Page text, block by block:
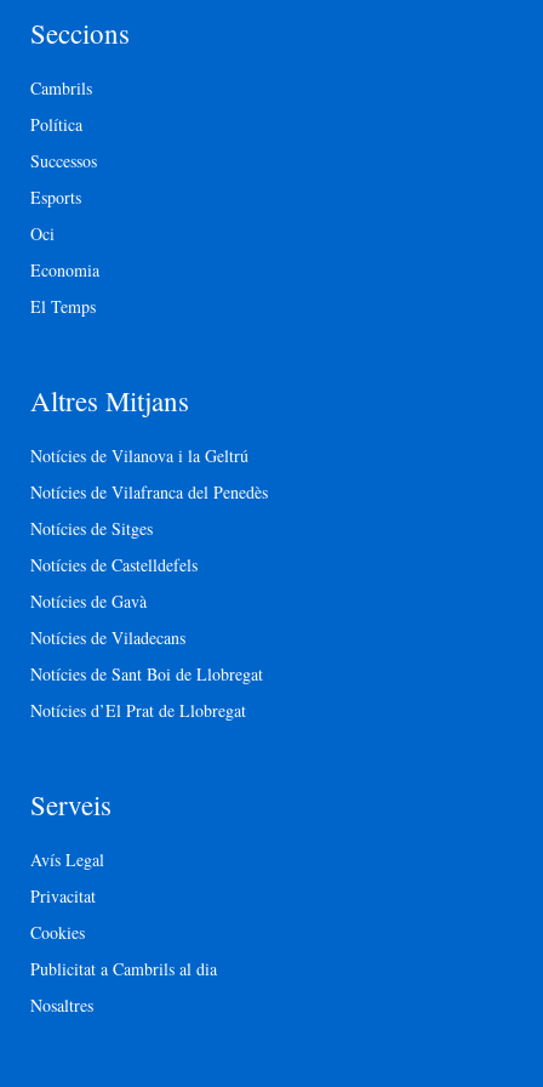
Seccions
Cambrils
Política
Successos
Esports
Oci
Economia
El Temps
Altres Mitjans
Notícies de Vilanova i la Geltrú
Notícies de Vilafranca del Penedès
Notícies de Sitges
Notícies de Castelldefels
Notícies de Gavà
Notícies de Viladecans
Notícies de Sant Boi de Llobregat
Notícies d’El Prat de Llobregat
Serveis
Avís Legal
Privacitat
Cookies
Publicitat a Cambrils al dia
Nosaltres